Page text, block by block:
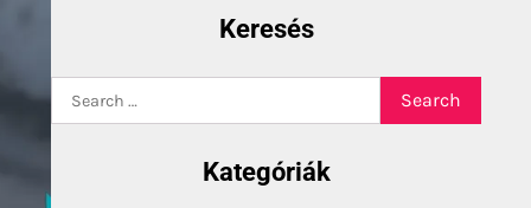
Keresés
for:
Kategóriák